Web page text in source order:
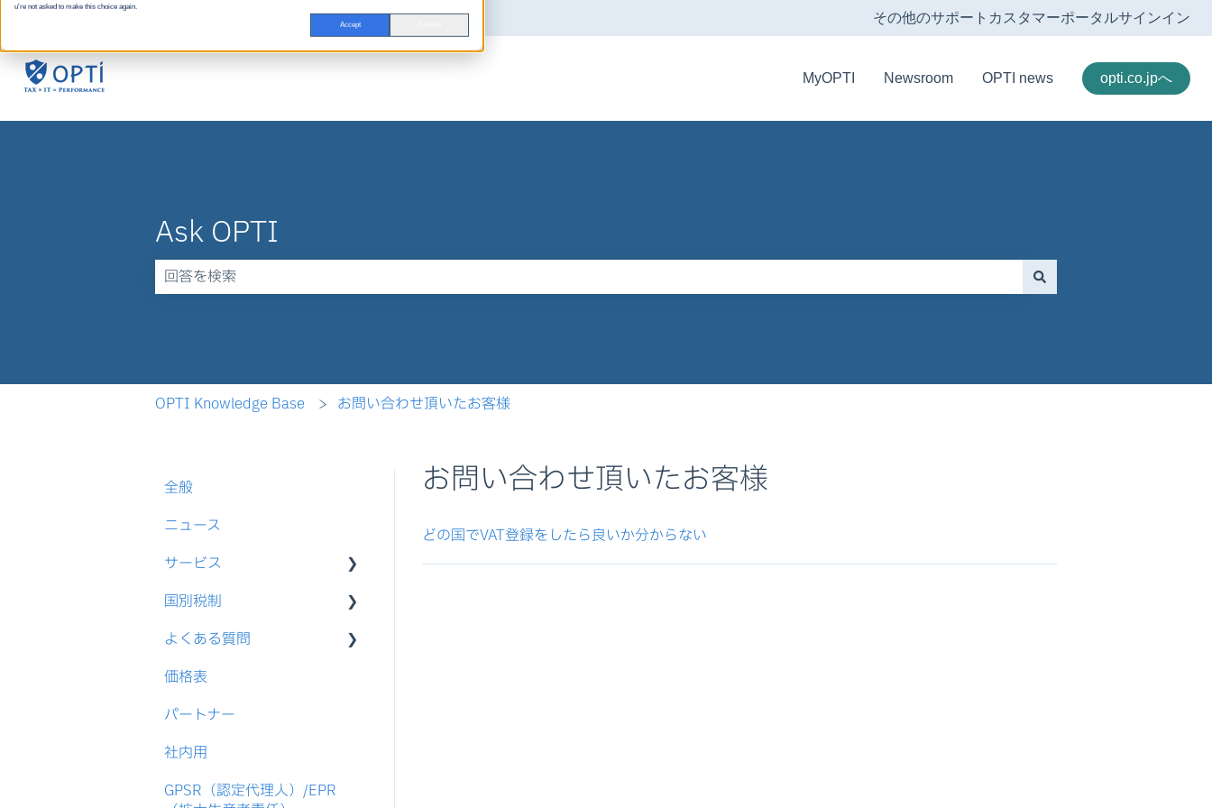
u're not asked to make this choice again.
Accept その他のサポート カスタマーポータルサインイン
MyOPTI Newsroom OPTI news opti.co.jpへ
Ask OPTI
OPTI Knowledge Base お問い合わせ頂いたお客様
お問い合わせ頂いたお客様
どの国でVAT登録をしたら良いか分からない
全般
ニュース
サービス
VAT還付
VAT登録
VAT申告
税務アドバイザリー
税務リスク調査
各種登録
国別税制
EU
米国
アジア
よくある質問
税還付
EC
EU
役務の違い
価格表
パートナー
社内用
GPSR（認定代理人）/EPR